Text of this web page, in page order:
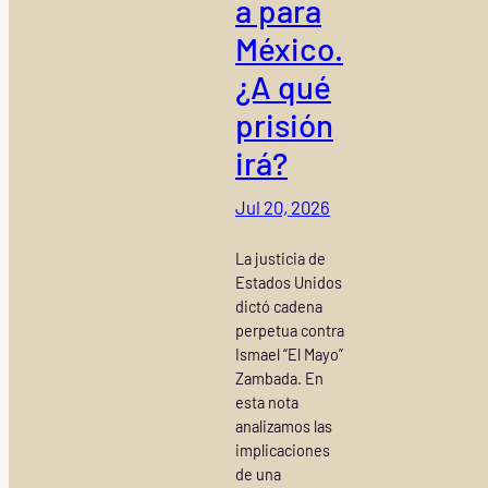
a para
México.
¿A qué
prisión
irá?
Jul 20, 2026
La justicia de
Estados Unidos
dictó cadena
perpetua contra
Ismael “El Mayo”
Zambada. En
esta nota
analizamos las
implicaciones
de una